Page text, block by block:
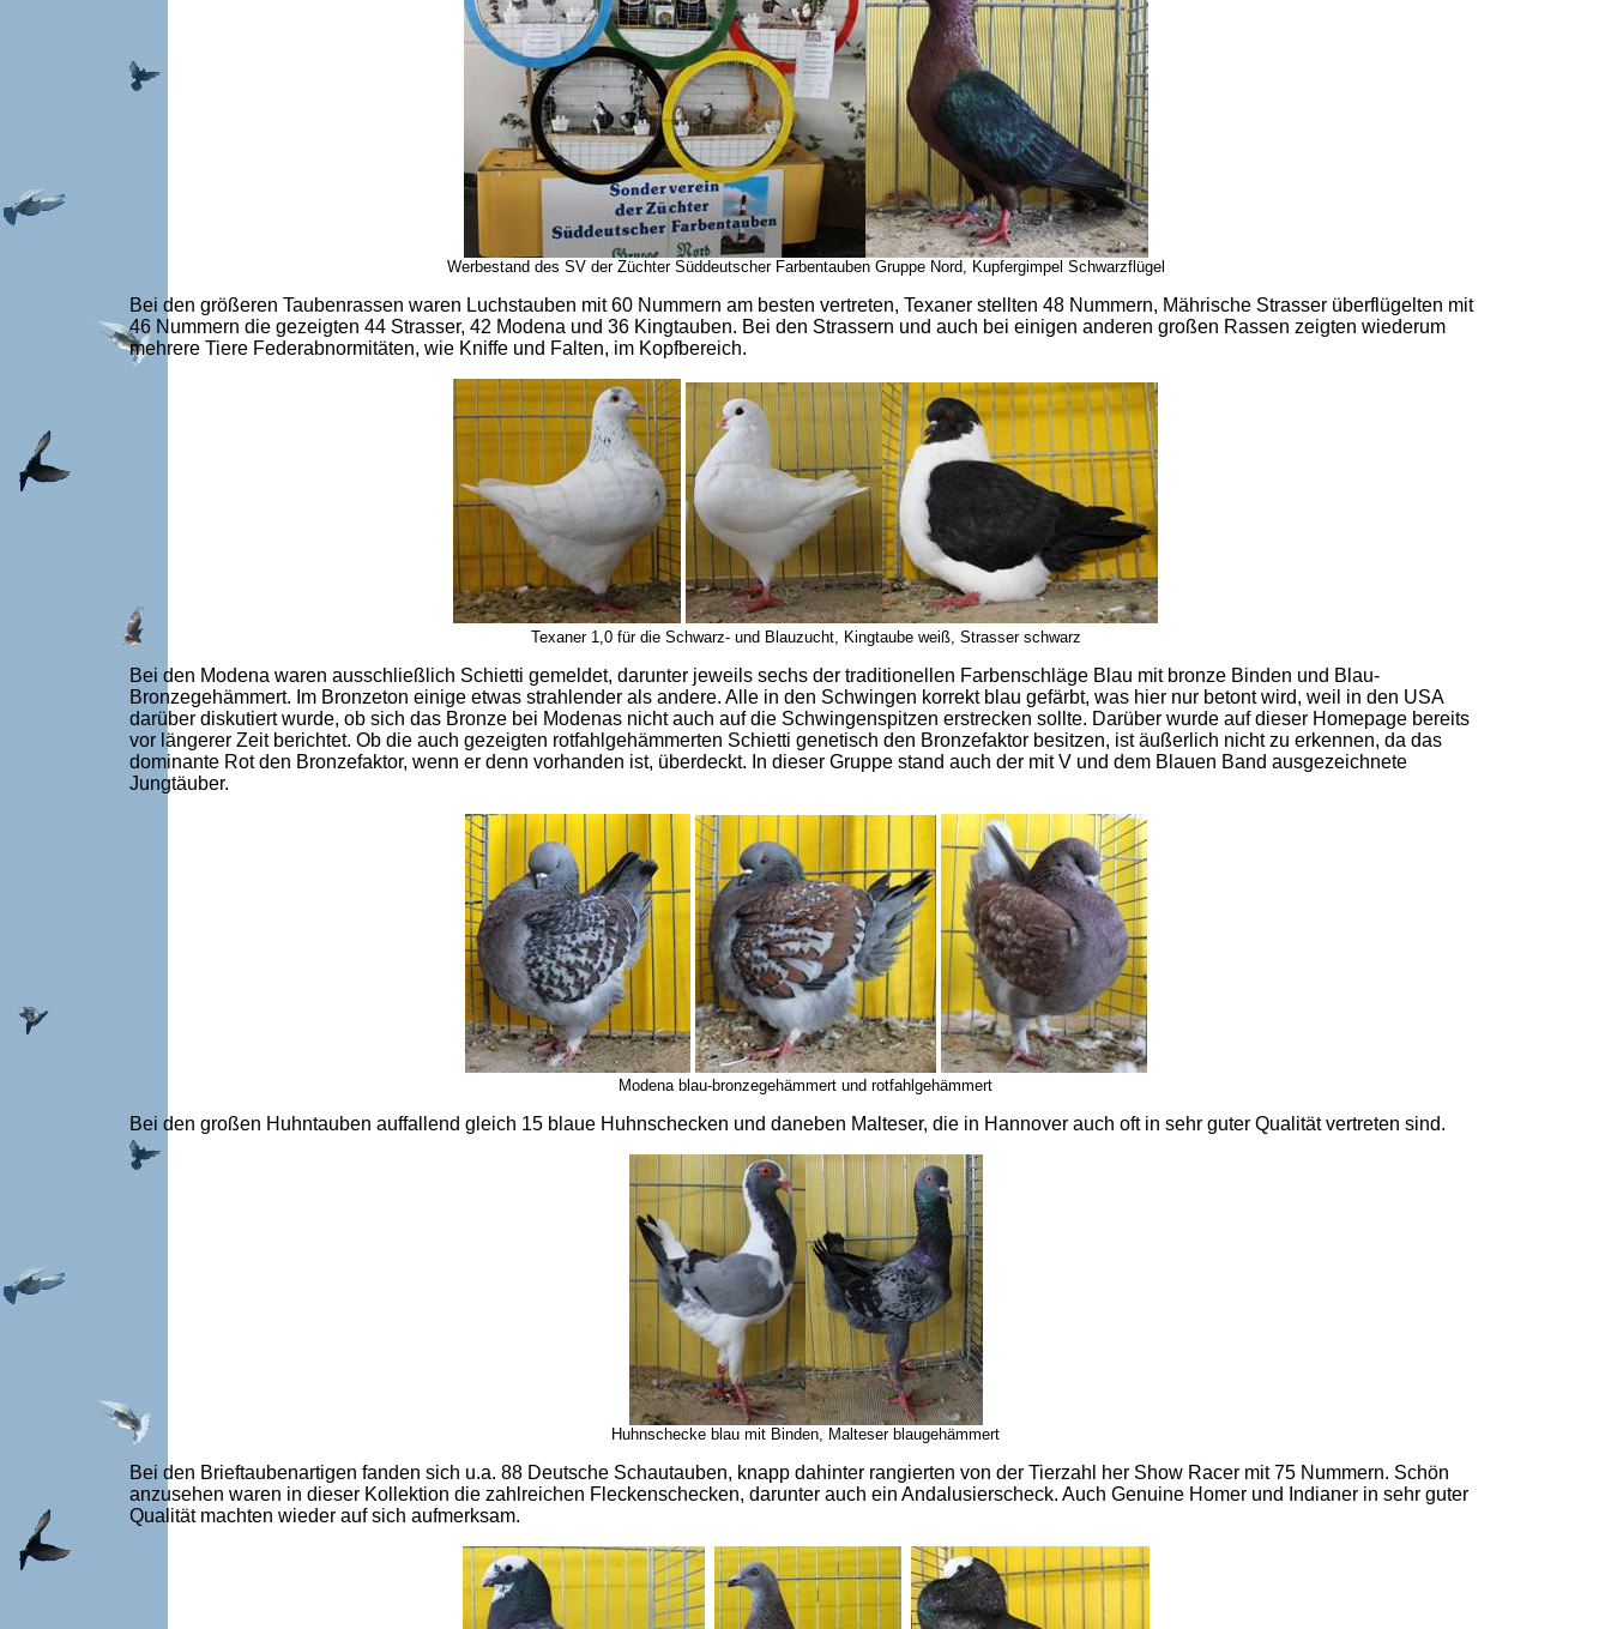
Werbestand des SV der Züchter Süddeutscher Farbentauben Gruppe Nord, Kupfergimpel Schwarzflügel
Bei den größeren Taubenrassen waren Luchstauben mit 60 Nummern am besten vertreten, Texaner stellten 48 Nummern, Mährische Strasser überflügelten mit
46 Nummern die gezeigten 44 Strasser, 42 Modena und 36 Kingtauben. Bei den Strassern und auch bei einigen anderen großen Rassen zeigten wiederum
mehrere Tiere Federabnormitäten, wie Kniffe und Falten, im Kopfbereich.
Texaner 1,0 für die Schwarz- und Blauzucht, Kingtaube weiß, Strasser schwarz
Bei den Modena waren ausschließlich Schietti gemeldet, darunter jeweils sechs der traditionellen Farbenschläge Blau mit bronze Binden und Blau-
Bronzegehämmert. Im Bronzeton einige etwas strahlender als andere. Alle in den Schwingen korrekt blau gefärbt, was hier nur betont wird, weil in den USA
darüber diskutiert wurde, ob sich das Bronze bei Modenas nicht auch auf die Schwingenspitzen erstrecken sollte. Darüber wurde auf dieser Homepage bereits
vor längerer Zeit berichtet. Ob die auch gezeigten rotfahlgehämmerten Schietti genetisch den Bronzefaktor besitzen, ist äußerlich nicht zu erkennen, da das
dominante Rot den Bronzefaktor, wenn er denn vorhanden ist, überdeckt. In dieser Gruppe stand auch der mit V und dem Blauen Band ausgezeichnete
Jungtäuber.
Modena blau-bronzegehämmert und rotfahlgehämmert
Bei den großen Huhntauben auffallend gleich 15 blaue Huhnschecken und daneben Malteser, die in Hannover auch oft in sehr guter Qualität vertreten sind.
Huhnschecke blau mit Binden, Malteser blaugehämmert
Bei den Brieftaubenartigen fanden sich u.a. 88 Deutsche Schautauben, knapp dahinter rangierten von der Tierzahl her Show Racer mit 75 Nummern. Schön
anzusehen waren in dieser Kollektion die zahlreichen Fleckenschecken, darunter auch ein Andalusierscheck. Auch Genuine Homer und Indianer in sehr guter
Qualität machten wieder auf sich aufmerksam.